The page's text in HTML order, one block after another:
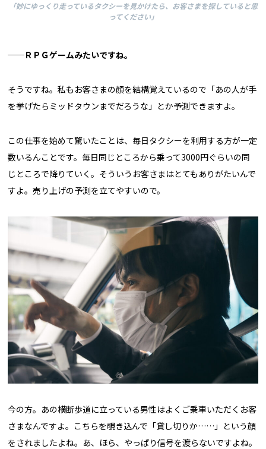
「妙にゆっくり走っているタクシーを見かけたら、お客さまを探していると思
ってください」
──ＲＰＧゲームみたいですね。
そうですね。私もお客さまの顔を結構覚えているので「あの人が手
を挙げたらミッドタウンまでだろうな」とか予測できますよ。
この仕事を始めて驚いたことは、毎日タクシーを利用する方が一定
数いるんことです。毎日同じところから乗って3000円ぐらいの同
じところで降りていく。そういうお客さまはとてもありがたいんで
すよ。売り上げの予測を立てやすいので。
今の方。あの横断歩道に立っている男性はよくご乗車いただくお客
さまなんですよ。こちらを覗き込んで「貸し切りか……」という顔
をされましたよね。あ、ほら、やっぱり信号を渡らないですよね。